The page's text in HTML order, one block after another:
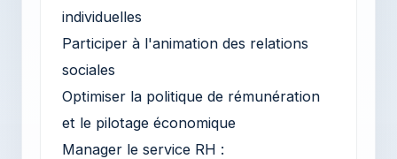
individuelles
Participer à l'animation des relations
sociales
Optimiser la politique de rémunération
et le pilotage économique
Manager le service RH :